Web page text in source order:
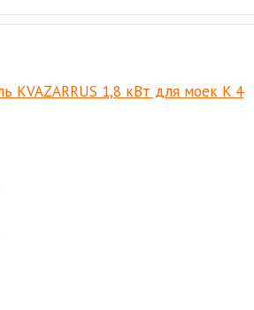
KVAZARRUS 1,8 кВт для моек K 4